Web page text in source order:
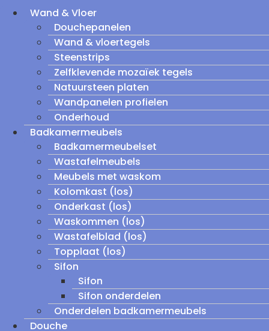
Wand & Vloer
Douchepanelen
Wand & vloertegels
Steenstrips
Zelfklevende mozaïek tegels
Natuursteen platen
Wandpanelen profielen
Onderhoud
Badkamermeubels
Badkamermeubelset
Wastafelmeubels
Meubels met waskom
Kolomkast (los)
Onderkast (los)
Waskommen (los)
Wastafelblad (los)
Topplaat (los)
Sifon
Sifon
Sifon onderdelen
Onderdelen badkamermeubels
Douche